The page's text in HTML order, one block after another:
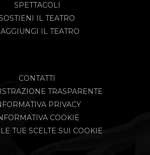
SPETTACOLI
IL TEATRO
IL TEATRO
CONTATTI
TRASPARENTE
PRIVACY
COOKIE
TUE SCELTE SUI COOKIE